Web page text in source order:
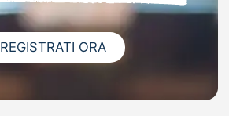
REGISTRATI ORA